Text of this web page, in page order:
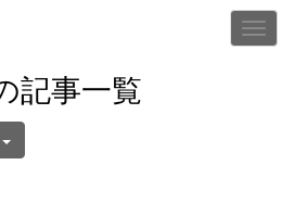
記事一覧